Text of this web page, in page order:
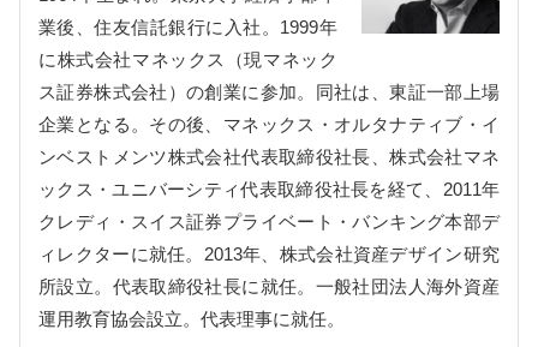
業後、住友信託銀行に入社。1999年
に株式会社マネックス（現マネック
ス証券株式会社）の創業に参加。同社は、東証一部上場
企業となる。その後、マネックス・オルタナティブ・イ
ンベストメンツ株式会社代表取締役社長、株式会社マネ
ックス・ユニバーシティ代表取締役社長を経て、2011年
クレディ・スイス証券プライベート・バンキング本部デ
ィレクターに就任。2013年、株式会社資産デザイン研究
所設立。代表取締役社長に就任。一般社団法人海外資産
運用教育協会設立。代表理事に就任。